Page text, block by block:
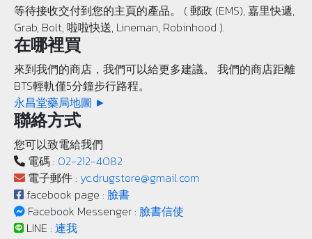
等待接收交付到您的主頁的產品。 ( 郵政 (EMS), 嘉里快遞,
Grab, Bolt, 啦啦快送, Lineman, Robinhood ).
在哪裡買
來到我們的商店，我們可以給更多建議。 我們的商店距離
BTS輕軌僅5分鐘步行路程。
永昌堂藥局地圖 ►
聯絡方式
您可以致電給我們
電碼 : 02-212-4082
電子郵件 : yc.drugstore@gmail.com
facebook page : 臉書
Facebook Messenger : 臉書信使
LINE : 連我